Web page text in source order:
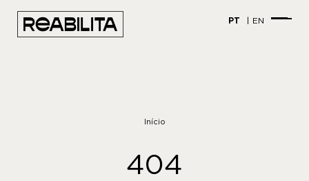
PT EN
Início
404